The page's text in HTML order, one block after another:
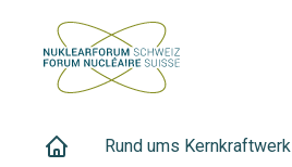
Rund ums Kernkraftwerk